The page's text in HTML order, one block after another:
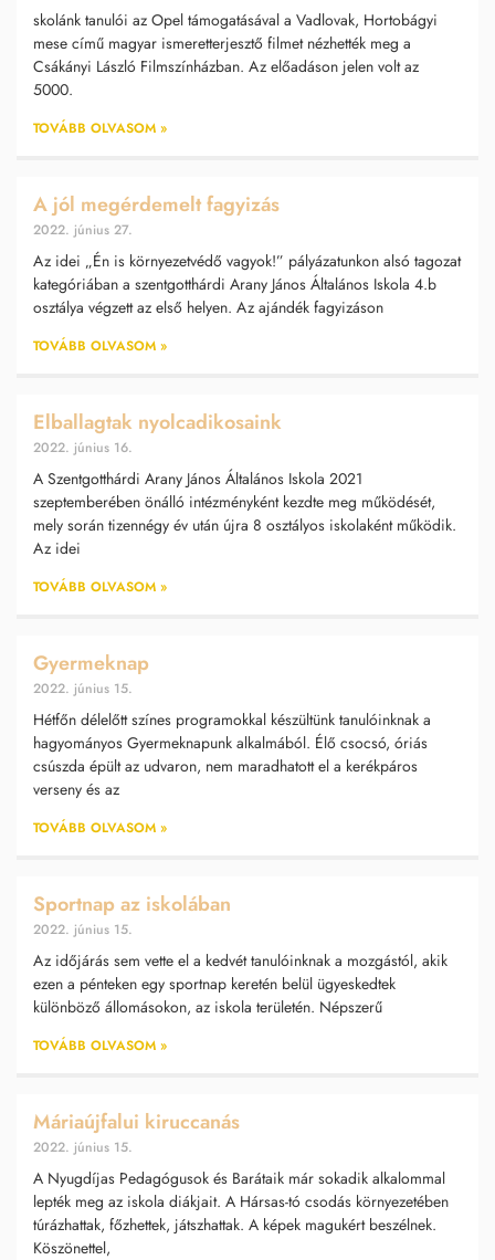
skolánk tanulói az Opel támogatásával a Vadlovak, Hortobágyi
mese című magyar ismeretterjesztő filmet nézhették meg a
Csákányi László Filmszínházban. Az előadáson jelen volt az
5000.
TOVÁBB OLVASOM »
A jól megérdemelt fagyizás
2022. június 27.
Az idei „Én is környezetvédő vagyok!” pályázatunkon alsó tagozat
kategóriában a szentgotthárdi Arany János Általános Iskola 4.b
osztálya végzett az első helyen. Az ajándék fagyizáson
TOVÁBB OLVASOM »
Elballagtak nyolcadikosaink
2022. június 16.
A Szentgotthárdi Arany János Általános Iskola 2021
szeptemberében önálló intézményként kezdte meg működését,
mely során tizennégy év után újra 8 osztályos iskolaként működik.
Az idei
TOVÁBB OLVASOM »
Gyermeknap
2022. június 15.
Hétfőn délelőtt színes programokkal készültünk tanulóinknak a
hagyományos Gyermeknapunk alkalmából. Élő csocsó, óriás
csúszda épült az udvaron, nem maradhatott el a kerékpáros
verseny és az
TOVÁBB OLVASOM »
Sportnap az iskolában
2022. június 15.
Az időjárás sem vette el a kedvét tanulóinknak a mozgástól, akik
ezen a pénteken egy sportnap keretén belül ügyeskedtek
különböző állomásokon, az iskola területén. Népszerű
TOVÁBB OLVASOM »
Máriaújfalui kiruccanás
2022. június 15.
A Nyugdíjas Pedagógusok és Barátaik már sokadik alkalommal
lepték meg az iskola diákjait. A Hársas-tó csodás környezetében
túrázhattak, főzhettek, játszhattak. A képek magukért beszélnek.
Köszönettel,